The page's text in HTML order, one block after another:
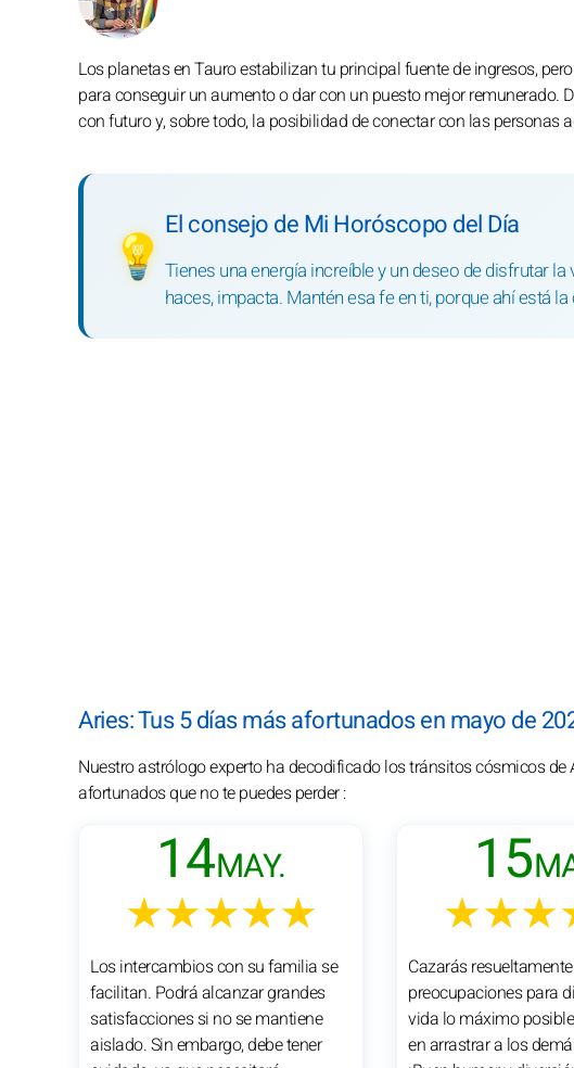
Los planetas en Tauro estabilizan tu principal fuente de ingresos,
para conseguir un aumento o dar con un puesto mejor remunerado.
con futuro y, sobre todo, la posibilidad de conectar con las personas
💡
El consejo de Mi Horóscopo del Día
Tienes una energía increíble y un deseo de disfrutar
haces, impacta. Mantén esa fe en ti, porque ahí está la
Aries: Tus 5 días más afortunados en mayo de
Nuestro astrólogo experto ha decodificado los tránsitos cósmicos
afortunados que no te puedes perder :
14MAY.
★★★★★
Los intercambios con su familia se
facilitan. Podrá alcanzar grandes
satisfacciones si no se mantiene
aislado. Sin embargo, debe tener
15
Cazarás
preocupaciones para
vida lo máximo
en arrastrar a los